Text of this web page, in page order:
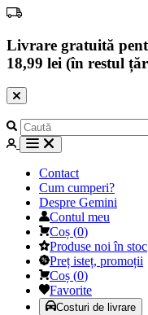
Livrare gratuită
18,99 lei (în restul
Contact
Cum cumperi?
Despre Gemini
Contul meu
Coș (0)
Produse noi în stoc
Preț isteț, promoții
Coș (0)
Favorite
Costuri de livrare